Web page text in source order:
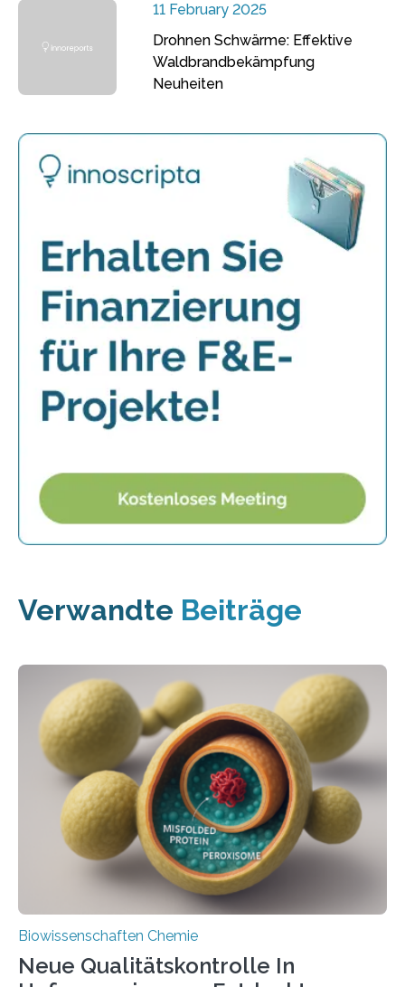
11 February 2025
Drohnen Schwärme: Effektive
Waldbrandbekämpfung
Neuheiten
Verwandte Beiträge
Biowissenschaften Chemie
Neue Qualitätskontrolle In